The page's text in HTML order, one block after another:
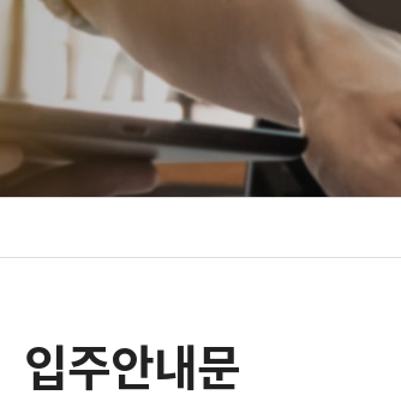
입주안내문